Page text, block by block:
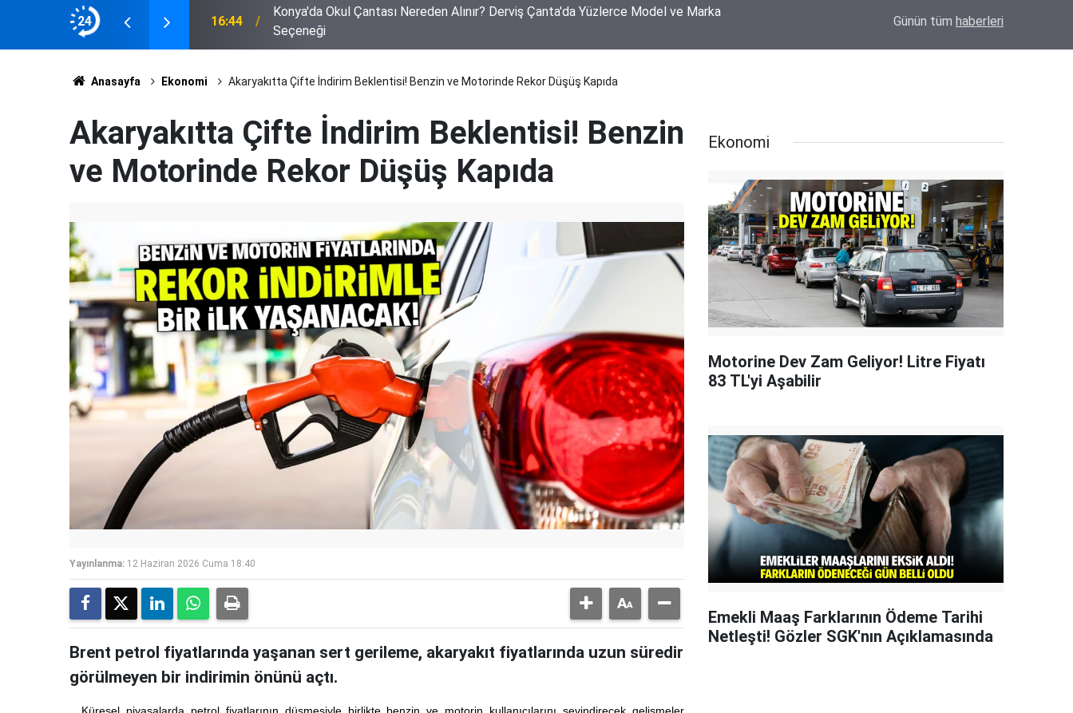
24
Yüzlerce Model ve Marka
14:37 Bor'da Yürek Yakan Yangın! 250 Küçükbaş Hayvan Telef Oldu, 40 Ton Arpa Kül Oldu
İçinde Olacağız"
Günün tüm haberleri
Anasayfa Ekonomi Akaryakıtta Çifte İndirim Beklentisi! Benzin ve Motorinde Rekor Düşüş Kapıda
Akaryakıtta Çifte İndirim Beklentisi! Benzin
ve Motorinde Rekor Düşüş Kapıda
Yayınlanma: 12 Haziran 2026 Cuma 18:40
Brent petrol fiyatlarında yaşanan sert gerileme, akaryakıt fiyatlarında uzun süredir
görülmeyen bir indirimin önünü açtı.
Ekonomi
Motorine Dev Zam Geliyor! Litre Fiyatı
83 TL'yi Aşabilir
Emekli Maaş Farklarının Ödeme Tarihi
Netleşti! Gözler SGK'nın Açıklamasında